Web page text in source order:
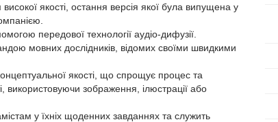
якості, остання версія якої була випущена у
передової технології аудіо-дифузії.
мовних дослідників, відомих своїми швидкими
якості, що спрощує процес та
використовуючи зображення, ілюстрації або
у їхніх щоденних завданнях та служить